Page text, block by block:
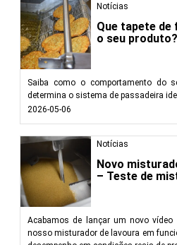
Notícias
Que tapete
o seu produto?
Saiba como o comportamento do
determina o sistema de passadeira
2026-05-06
Notícias
Novo
– Teste de
Acabamos de lançar um novo
nosso misturador de lavoura em